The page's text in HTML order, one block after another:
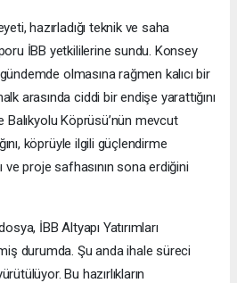
hazırladığı teknik ve saha
İBB yetkililerine sundu. Konsey
olmasına rağmen kalıcı bir
arasında ciddi bir endişe yarattığını
Balıkyolu Köprüsü’nün mevcut
köprüyle ilgili güçlendirme
ve proje safhasının sona erdiğini
İBB Altyapı Yatırımları
durumda. Şu anda ihale süreci
Bu hazırlıkların